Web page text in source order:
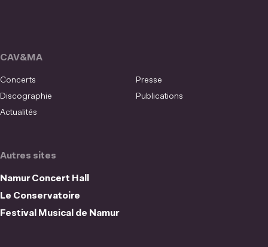
Autres sites
Namur Concert Hall
Le Conservatoire
Festival Musical de Namur
CAV&MA
Concerts
Presse
Discographie
Publications
Actualités